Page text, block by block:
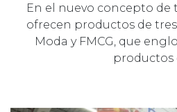
En el nuevo concepto de
ofrecen productos de
Moda y FMCG, que
productos